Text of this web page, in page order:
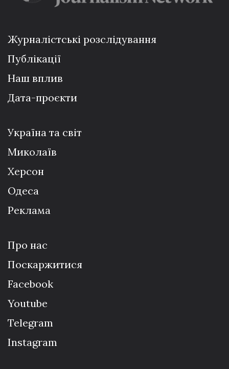
Журналістські розслідування
Публікації
Наш вплив
Дата-проєкти
Україна та світ
Миколаїв
Херсон
Одеса
Реклама
Про нас
Поскаржитися
Facebook
Youtube
Telegram
Instagram